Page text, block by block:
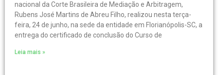
nacional da Corte Brasileira de Mediação e Arbitragem,
Rubens José Martins de Abreu Filho, realizou nesta terça-
feira, 24 de junho, na sede da entidade em Florianópolis-SC, a
entrega do certificado de conclusão do Curso de
Leia mais »